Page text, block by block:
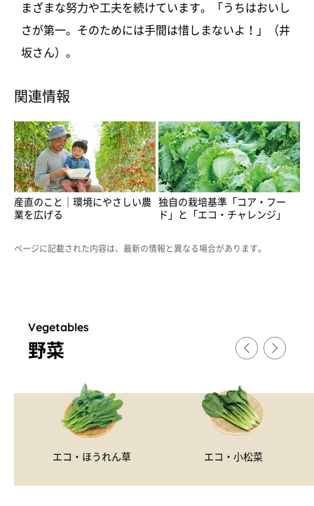
まざまな努力や工夫を続けています。「うちはおいし
さが第一。そのためには手間は惜しまないよ！」（井
坂さん）。
関連情報
産直のこと｜環境にやさしい農
業を広げる
独自の栽培基準「コア・フー
ド」と「エコ・チャレンジ」
ページに記載された内容は、最新の情報と異なる場合があります。
Vegetables
野菜
エコ・ほうれん草 エコ・小松菜